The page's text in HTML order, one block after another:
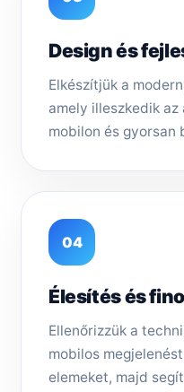
Design és
Elkészítjük a
amely illeszkedik
mobilon és gyorsan
04
Élesítés és
Ellenőrizzük a
mobilos
elemeket, majd